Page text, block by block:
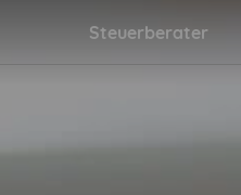
Steuerberater